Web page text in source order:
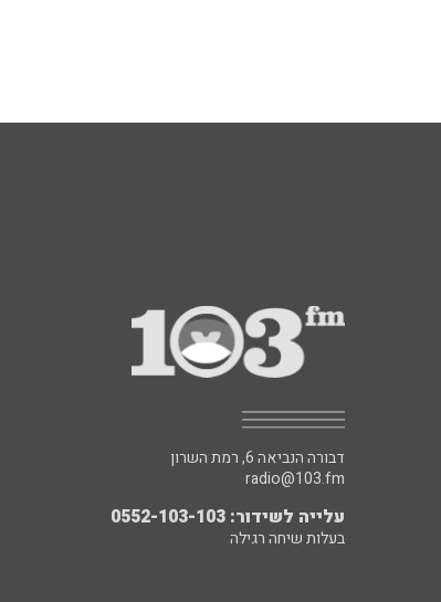
דבורה הנביאה 6, רמת השרון
radio@103.fm
עלייה לשידור: 0552-103-103
בעלות שיחה רגילה